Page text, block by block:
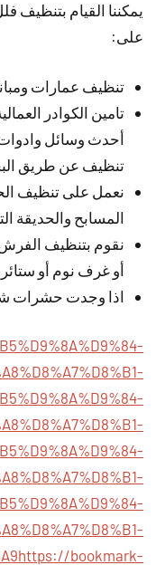
يمكننا القيام
على:
تنظيف عمارات
تامين الكوادر
أحدث وسائل
تنظيف عن طريق
نعمل على تنظيف
المسابح والحديقة
نقوم بتنظيف
أو غرف نوم أو ستائر
اذا وجدت حشرات
https://bookmark-